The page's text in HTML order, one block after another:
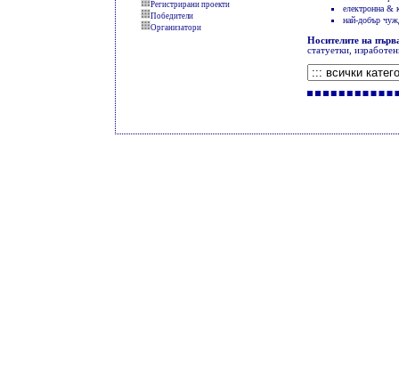
Регистрирани проекти
Победители
Организатори
електронна &
най-добър
Носителите на
статуетки,